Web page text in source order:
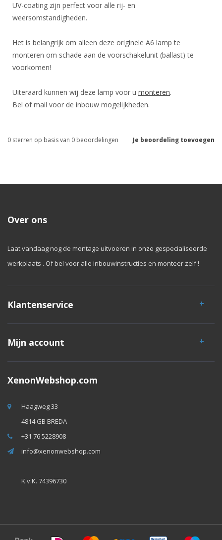
UV-coating zijn perfect voor alle rij- en
weersomstandigheden.
Het is belangrijk om alleen deze originele A6 lamp te
monteren om schade aan de voorschakelunit (ballast) te
voorkomen!
Uiteraard kunnen wij deze lamp voor u monteren.
Bel of mail voor de inbouw mogelijkheden.
Je beoordeling toevoegen
0 sterren op basis van 0 beoordelingen
Over ons
Laat vandaag nog de montage uitvoeren in onze gespecialiseerde
werkplaats . Of bel voor alle inbouwinstructies en monteer zelf !
Klantenservice
Mijn account
XenonWebshop.com
Haagweg 33
4814 GB BREDA
+31 76 5228908
info@xenonwebshop.com
K.v.K. 74396730